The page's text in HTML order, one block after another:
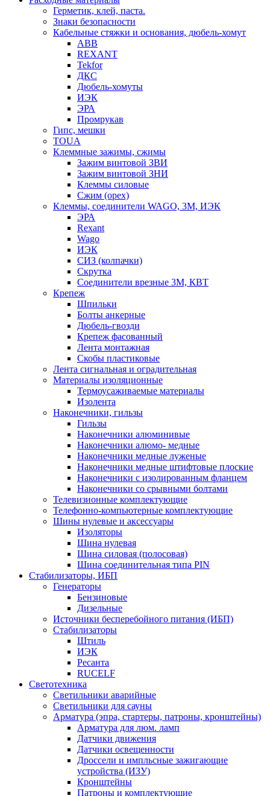
Герметик, клей, паста.
Знаки безопасности
Кабельные стяжки и основания, дюбель-хомут
ABB
REXANT
Tekfor
ДКС
Дюбель-хомуты
ИЭК
ЭРА
Промрукав
Гипс, мешки
TOUA
Клеммные зажимы, сжимы
Зажим винтовой ЗВИ
Зажим винтовой ЗНИ
Клеммы силовые
Сжим (орех)
Клеммы, соединители WAGO, 3M, ИЭК
ЭРА
Rexant
Wago
ИЭК
СИЗ (колпачки)
Скрутка
Соединители врезные 3M, КВТ
Крепеж
Шпильки
Болты анкерные
Дюбель-гвозди
Крепеж фасованный
Лента монтажная
Скобы пластиковые
Лента сигнальная и оградительная
Материалы изоляционные
Термоусаживаемые матeриалы
Изолента
Наконечники, гильзы
Гильзы
Наконечники алюминивые
Наконечники алюмо- медные
Наконечники медные луженые
Наконечники медные штифтовые плоские
Наконечники с изолированным фланцем
Наконечники со срывными болтами
Телевизионные комплектующие
Телефонно-компьютерные комплектующие
Шины нулевые и аксессуары
Изоляторы
Шина нулевая
Шина силовая (полосовая)
Шина соединительная типа PIN
Стабилизаторы, ИБП
Генераторы
Бензиновые
Дизельные
Источники бесперебойного питания (ИБП)
Стабилизаторы
Штиль
ИЭК
Ресанта
RUCELF
Светотехника
Светильники аварийные
Светильники для сауны
Арматура (эпра, стартеры, патроны, кронштейны)
Арматура для люм. ламп
Датчики движения
Датчики освещенности
Дроссели и импльсные зажигающие
устройства (ИЗУ)
Кронштейны
Патроны и комплектующие